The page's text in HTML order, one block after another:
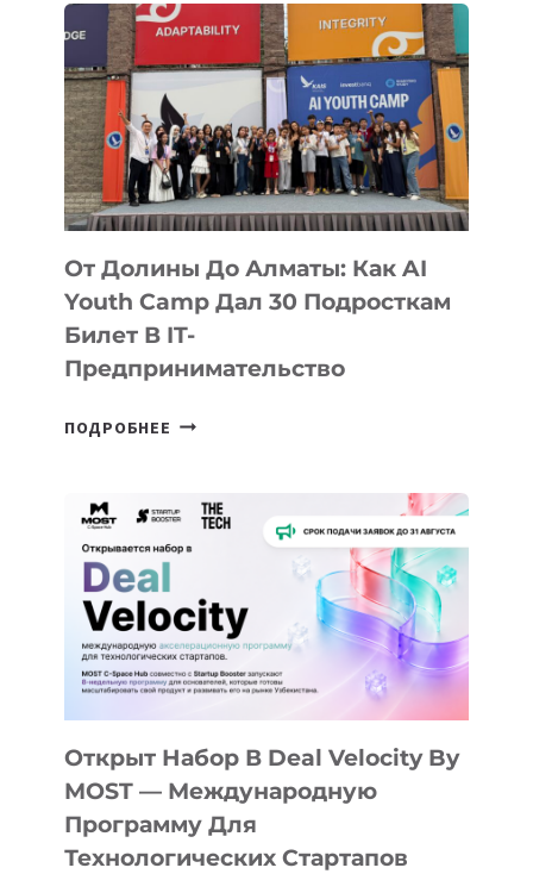
От Долины До Алматы: Как AI
Youth Camp Дал 30 Подросткам
Билет В IT-
Предпринимательство
ПОДРОБНЕЕ ОТ
АЛМАТЫ:
КАК
AI
YOUTH
CAMP
ДАЛ
30
ПОДРОСТКАМ
БИЛЕТ
В
ПРЕДПРИНИМАТЕЛЬСТВО
Открыт Набор В Deal Velocity By
MOST — Международную
Программу Для
Технологических Стартапов